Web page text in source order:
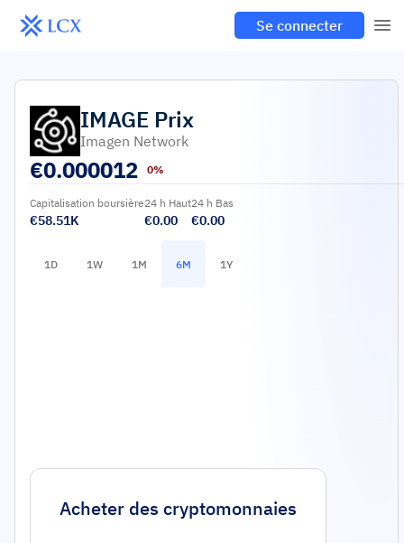
Se connecter
IMAGE Prix
Imagen Network
€0.000012 0%
Capitalisation boursière
€58.51K
24 h Haut
€0.00
24 h Bas
€0.00
1D 1W 1M 6M 1Y
Acheter des cryptomonnaies